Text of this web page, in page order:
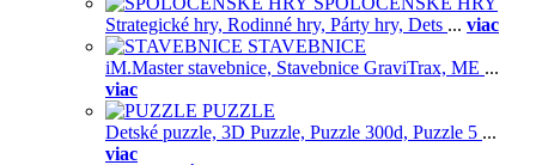
Strategické hry, Rodinné hry, Párty hry, Dets ... viac
STAVEBNICE
iM.Master stavebnice, Stavebnice GraviTrax, ME ...
viac
PUZZLE
Detské puzzle, 3D Puzzle, Puzzle 300d, Puzzle 5 ...
viac